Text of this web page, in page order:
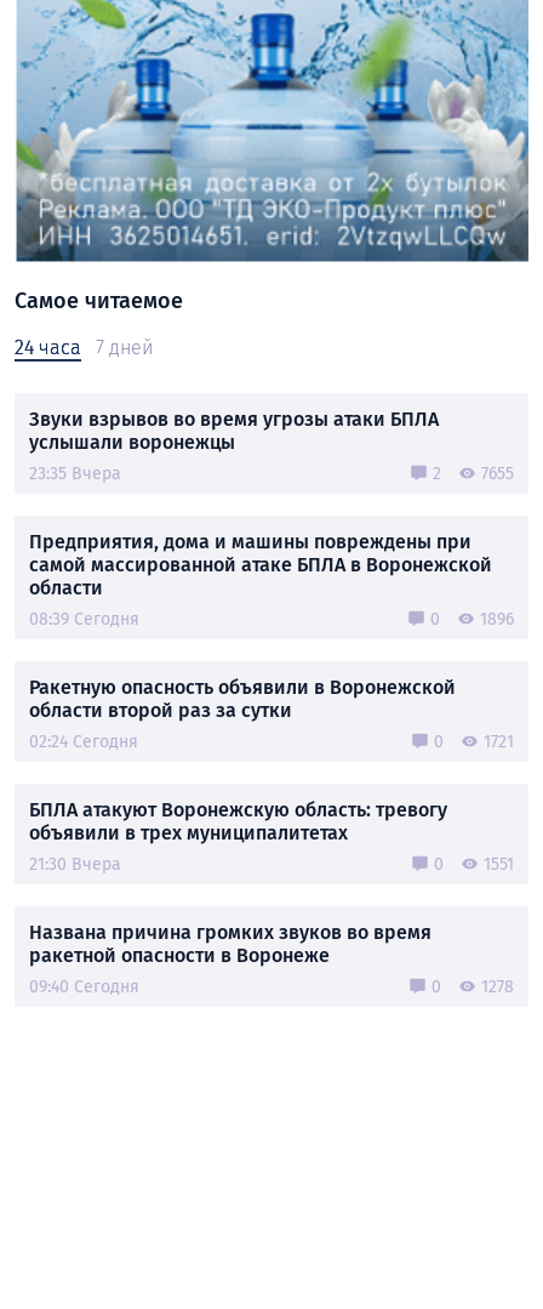
Самое читаемое
24 часа 7 дней
Звуки взрывов во время угрозы атаки БПЛА
услышали воронежцы
23:35 Вчера 2 7655
Предприятия, дома и машины повреждены при
самой массированной атаке БПЛА в Воронежской
области
08:39 Сегодня 0 1896
Ракетную опасность объявили в Воронежской
области второй раз за сутки
02:24 Сегодня 0 1721
БПЛА атакуют Воронежскую область: тревогу
объявили в трех муниципалитетах
21:30 Вчера 0 1551
Названа причина громких звуков во время
ракетной опасности в Воронеже
09:40 Сегодня 0 1278